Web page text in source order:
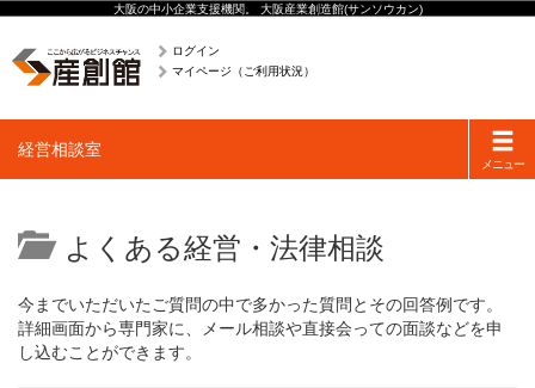
大阪の中小企業支援機関。 大阪産業創造館(サンソウカン)
ログイン
マイページ（ご利用状況）
Toggle
メニュー
経営相談室
よくある経営・法律相談
今までいただいたご質問の中で多かった質問とその回答例です。
詳細画面から専門家に、メール相談や直接会っての面談などを申
し込むことができます。